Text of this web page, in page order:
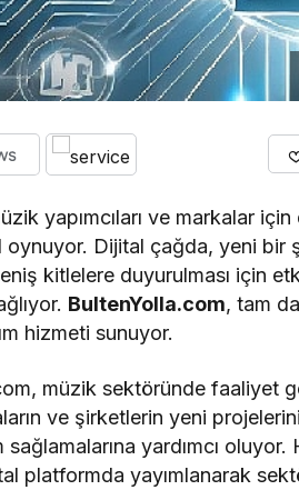
yapımcıları ve markalar
oynuyor. Dijital çağda, yeni bir
kitlelere duyurulması için
BultenYolla.com, tam
hizmeti sunuyor.
müzik sektöründe faaliyet
ve şirketlerin yeni
yardımcı oluyor.
platformda yayımlanarak